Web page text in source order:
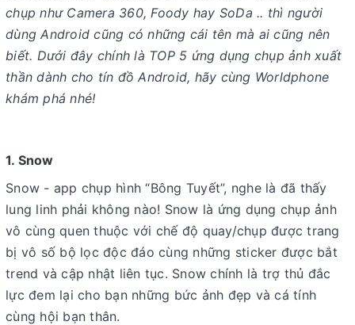
chụp như Camera 360, Foody hay SoDa .. thì người
dùng Android cũng có những cái tên mà ai cũng nên
biết. Dưới đây chính là TOP 5 ứng dụng chụp ảnh xuất
thần dành cho tín đồ Android, hãy cùng Worldphone
khám phá nhé!
1. Snow
Snow - app chụp hình “Bông Tuyết”, nghe là đã thấy
lung linh phải không nào! Snow là ứng dụng chụp ảnh
vô cùng quen thuộc với chế độ quay/chụp được trang
bị vô số bộ lọc độc đáo cùng những sticker được bắt
trend và cập nhật liên tục. Snow chính là trợ thủ đắc
lực đem lại cho bạn những bức ảnh đẹp và cá tính
cùng hội bạn thân.